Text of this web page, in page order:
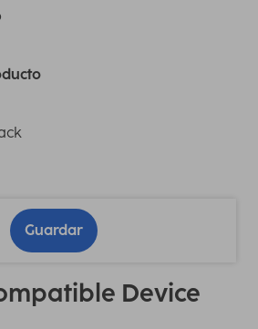
Guardar
Device